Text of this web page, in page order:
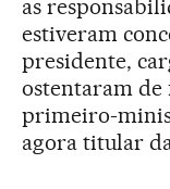
as
estiveram
presidente,
ostentaram de
primeiro-
agora titular